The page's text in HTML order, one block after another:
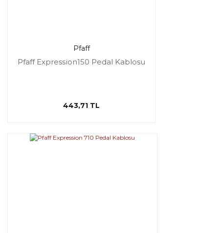
Pfaff
Pfaff Expression150 Pedal Kablosu
443,71 TL